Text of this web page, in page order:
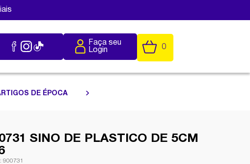
Faça seu
Login
0
DE ÉPOCA
SINO DE PLASTICO DE 5CM
900731